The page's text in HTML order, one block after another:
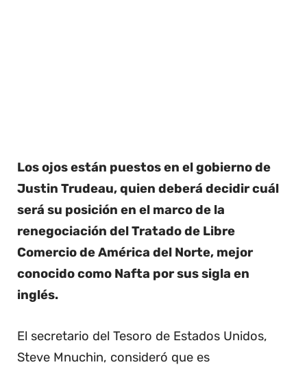
Los ojos están puestos en el gobierno de
Justin Trudeau, quien deberá decidir cuál
será su posición en el marco de la
renegociación del Tratado de Libre
Comercio de América del Norte, mejor
conocido como Nafta por sus sigla en
inglés.
El secretario del Tesoro de Estados Unidos,
Steve Mnuchin, consideró que es